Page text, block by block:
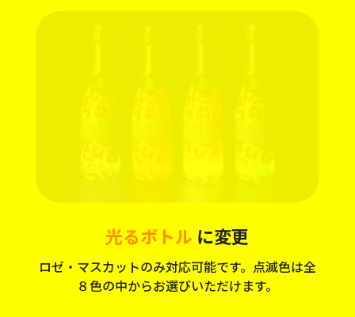
光るボトル に変更
ロゼ・マスカットのみ対応可能です。点滅色は全
８色の中からお選びいただけます。